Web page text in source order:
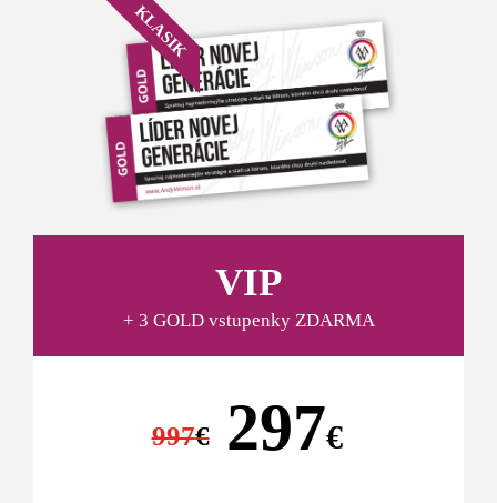
KLASIK
VIP
+ 3 GOLD vstupenky ZDARMA
997€ 297€